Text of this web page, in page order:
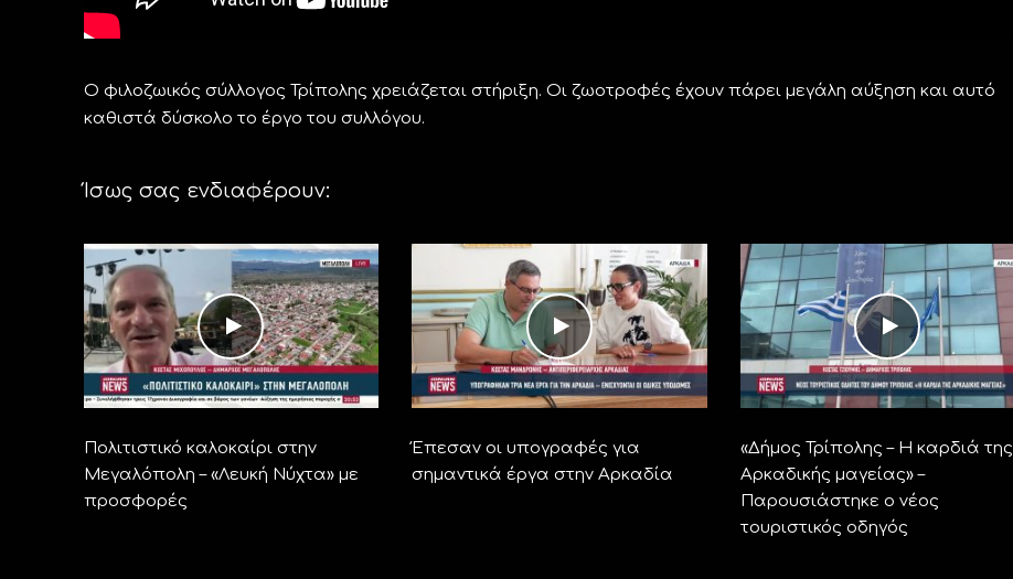
Ο φιλοζωικός σύλλογος Τρίπολης χρειάζεται στήριξη. Οι ζωοτροφές έχουν πάρει μεγάλη αύξηση και αυτό
καθιστά δύσκολο το έργο του συλλόγου.
Ίσως σας ενδιαφέρουν:
Πολιτιστικό καλοκαίρι στην
Μεγαλόπολη – «Λευκή Νύχτα» με
προσφορές
Έπεσαν οι υπογραφές για
σημαντικά έργα στην Αρκαδία
«Δήμος Τρίπολης – Η καρδιά της
Αρκαδικής μαγείας» –
Παρουσιάστηκε ο νέος
τουριστικός οδηγός